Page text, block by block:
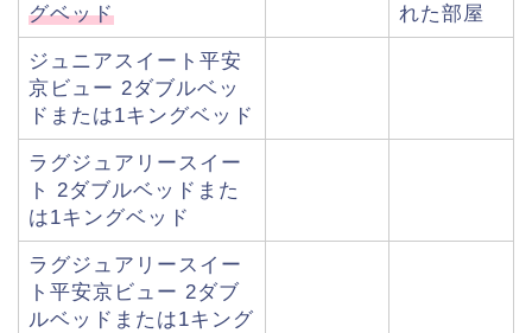
グベッド
れた部屋
ジュニアスイート平安
京ビュー 2ダブルベッ
ドまたは1キングベッド
ラグジュアリースイー
ト 2ダブルベッドまた
は1キングベッド
ラグジュアリースイー
ト平安京ビュー 2ダブ
ルベッドまたは1キング